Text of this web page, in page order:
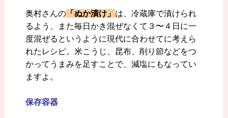
奥村さんの 「ぬか漬け」 は、冷蔵庫で漬けられ
るよう、また毎日かき混ぜなくて３〜４日に一
度混ぜるというように現代に合わせてに考えら
れたレシピ。米こうじ、昆布、削り節などをつ
かってうまみを足すことで、減塩にもなってい
ますよ。
保存容器